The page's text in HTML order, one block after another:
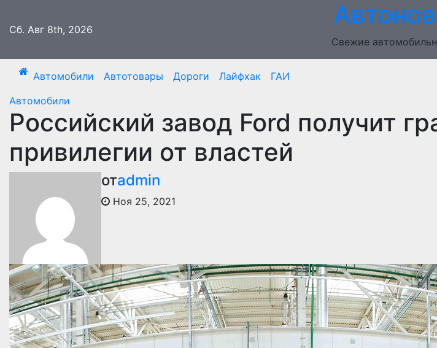
содержимому
Сб. Авг 8th, 2026
Свежие
Автомобили Автотовары Дороги Лайфхак
ГАИ
Автомобили
Российский завод Ford получит
привилегии от властей
отadmin
Ноя 25, 2021